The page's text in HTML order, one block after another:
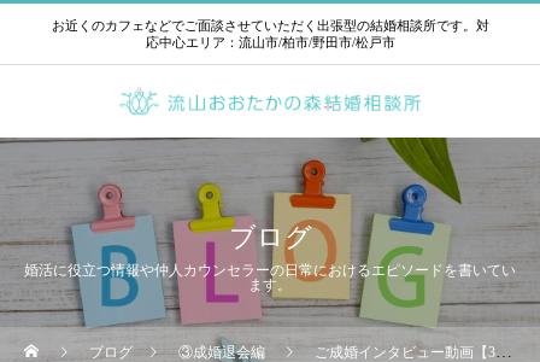
お近くのカフェなどでご面談させていただく出張型の結婚相談所です。対
応中心エリア：流山市/柏市/野田市/松戸市
ブログ
婚活に役立つ情報や仲人カウンセラーの日常におけるエピソードを書いてい
ます。
ブログ ③成婚退会編 ご成婚インタビュー動画【38歳男性会員さま】